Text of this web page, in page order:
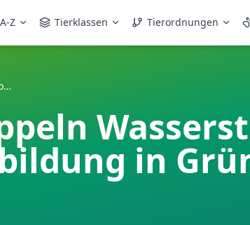
Z Tierklassen Tierordnungen
Turboalgen verdoppeln Wasserstoffproduktion - Gen für Hydrogenbildung in Grünalgen entdeckt
in